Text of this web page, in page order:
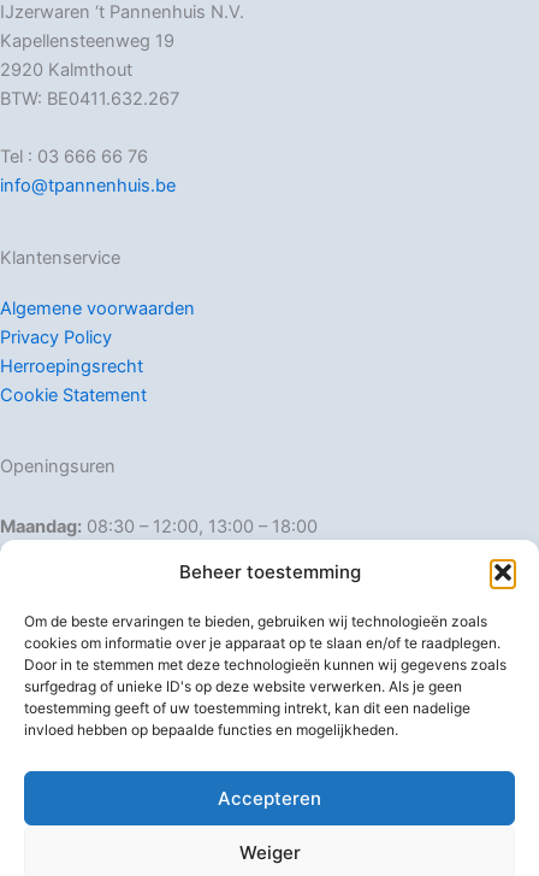
Beheer toestemming
Om de beste ervaringen te bieden, gebruiken wij technologieën zoals
cookies om informatie over je apparaat op te slaan en/of te raadplegen.
Door in te stemmen met deze technologieën kunnen wij gegevens zoals
surfgedrag of unieke ID's op deze website verwerken. Als je geen
toestemming geeft of uw toestemming intrekt, kan dit een nadelige
invloed hebben op bepaalde functies en mogelijkheden.
Accepteren
Weiger
IJzerwaren ‘t Pannenhuis N.V.
Kapellensteenweg 19
2920 Kalmthout
BTW: BE0411.632.267
Tel : 03 666 66 76
info@tpannenhuis.be
Klantenservice
Algemene voorwaarden
Privacy Policy
Herroepingsrecht
Cookie Statement
Openingsuren
Maandag: 08:30 – 12:00, 13:00 – 18:00
Dinsdag:
08:30 – 12:00, 13:00 – 18:00
Donderdag: 08:30 – 12:00, 13:00 – 18:00
Vrijdag: 08:30 – 12:00, 13:00 – 18:00
Zaterdag: 08:30 – 16:00
Zondag: Gesloten